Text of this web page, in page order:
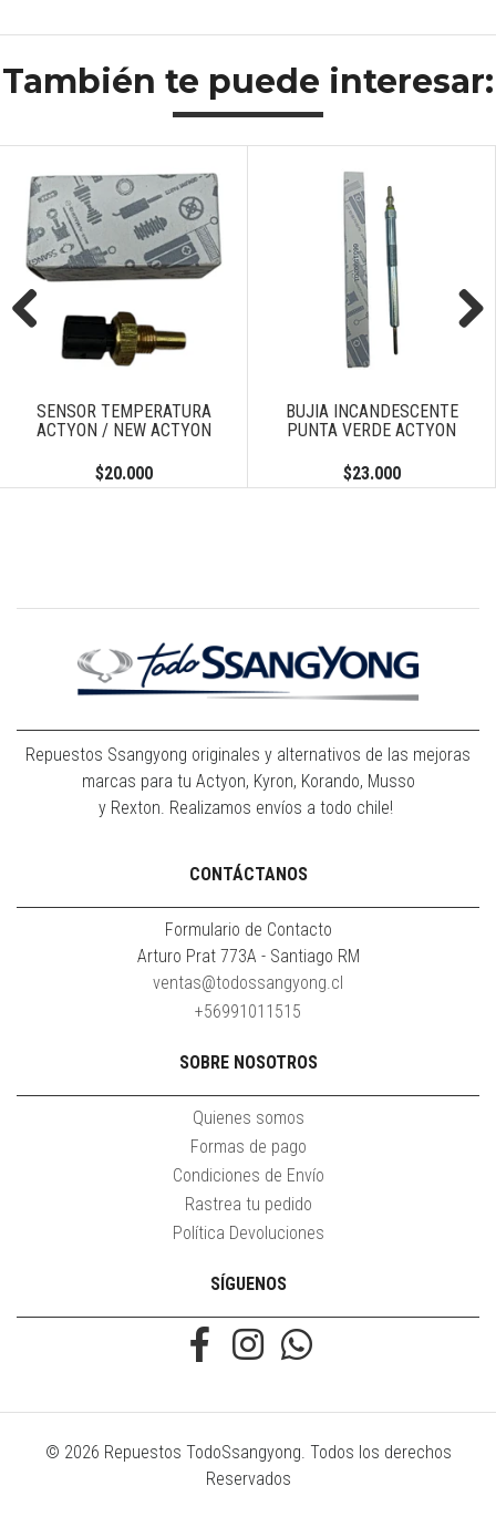
También te puede interesar:
SENSOR TEMPERATURA
ACTYON / NEW ACTYON
$20.000
BUJIA INCANDESCENTE
PUNTA VERDE ACTYON
$23.000
Previous
Repuestos Ssangyong originales y alternativos de las mejoras
marcas para tu Actyon, Kyron, Korando, Musso
y Rexton. Realizamos envíos a todo chile!
CONTÁCTANOS
Formulario de Contacto
Arturo Prat 773A - Santiago RM
ventas@todossangyong.cl
+56991011515
SOBRE NOSOTROS
Quienes somos
Formas de pago
Condiciones de Envío
Rastrea tu pedido
Política Devoluciones
SÍGUENOS
© 2026 Repuestos TodoSsangyong. Todos los derechos
Reservados